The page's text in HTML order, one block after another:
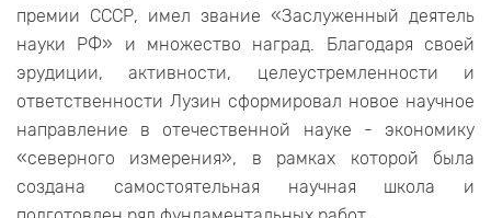
премии СССР, имел звание «Заслуженный деятель
науки РФ» и множество наград. Благодаря своей
эрудиции, активности, целеустремленности и
ответственности Лузин сформировал новое научное
направление в отечественной науке - экономику
«северного измерения», в рамках которой была
создана самостоятельная научная школа и